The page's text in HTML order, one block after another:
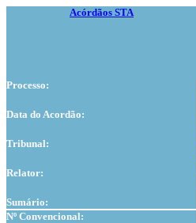
Acórdãos STA
Processo:
Data do Acordão:
Tribunal:
Relator:
Sumário:
Nº Convencional: